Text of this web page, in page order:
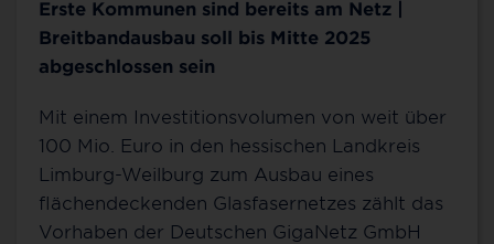
Erste Kommunen sind bereits am Netz |
Breitbandausbau soll bis Mitte 2025
abgeschlossen sein
Mit einem Investitionsvolumen von weit über
100 Mio. Euro in den hessischen Landkreis
Limburg-Weilburg zum Ausbau eines
flächendeckenden Glasfasernetzes zählt das
Vorhaben der Deutschen GigaNetz GmbH